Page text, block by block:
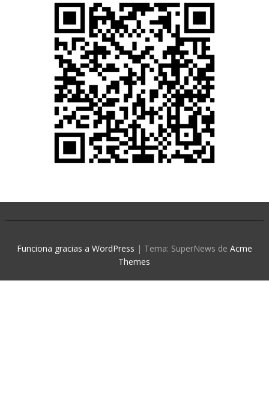
Funciona gracias a WordPress | Tema: SuperNews de Acme
Themes